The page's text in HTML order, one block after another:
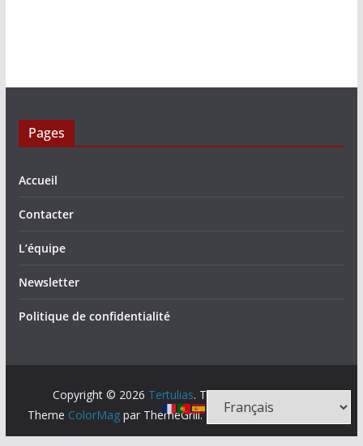
Pages
Accueil
Contacter
L’équipe
Newsletter
Politique de confidentialité
Copyright © 2026 Tertulias. Tous droits réservés.
Theme ColorMagpar ThemeGrill. Propulsé par